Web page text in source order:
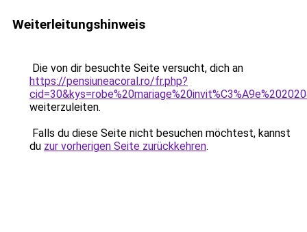
Weiterleitungshinweis
Die von dir besuchte Seite versucht, dich an
https://pensiuneacoral.ro/fr.php?
weiterzuleiten.
Falls du diese Seite nicht besuchen möchtest, kannst
du zur vorherigen Seite zurückkehren.